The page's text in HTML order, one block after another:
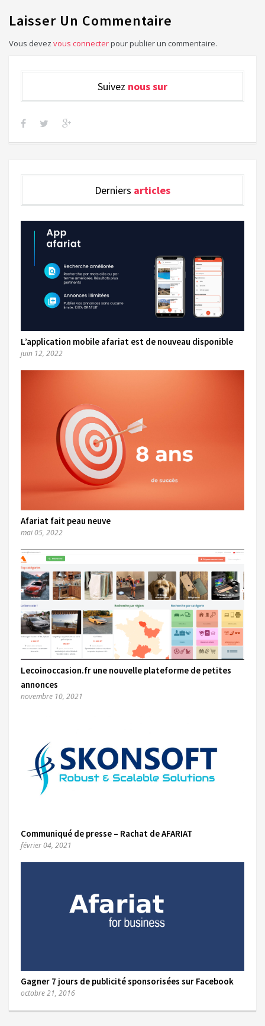
Laisser Un Commentaire
Vous devez vous connecterpour publier un commentaire.
Suivez nous sur
Derniers articles
L’application mobile afariat est de nouveau disponible
juin 12, 2022
Afariat fait peau neuve
mai 05, 2022
Lecoinoccasion.fr une nouvelle plateforme de petites
annonces
novembre 10, 2021
Communiqué de presse – Rachat de AFARIAT
février 04, 2021
Gagner 7 jours de publicité sponsorisées sur Facebook
octobre 21, 2016